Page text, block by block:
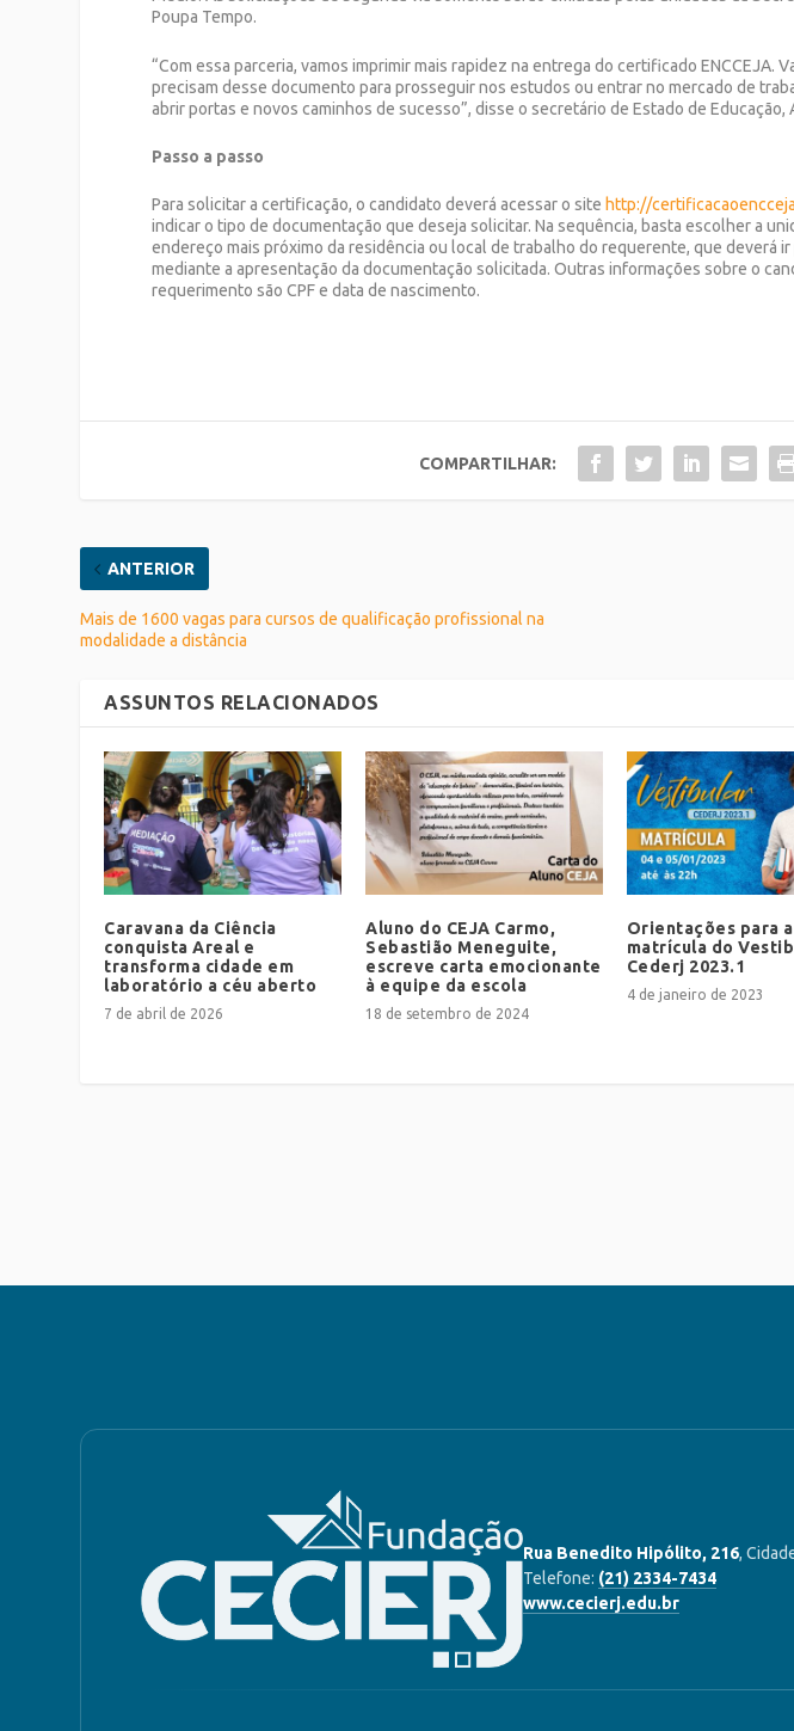
Poupa Tempo.
“Com essa parceria, vamos imprimir mais rapidez na entrega do certificado ENCCEJA.
precisam desse documento para prosseguir nos estudos ou entrar no mercado de
abrir portas e novos caminhos de sucesso”, disse o secretário de Estado de Educação,
Passo a passo
Para solicitar a certificação, o candidato deverá acessar o site http://
indicar o tipo de documentação que deseja solicitar. Na sequência, basta escolher a
endereço mais próximo da residência ou local de trabalho do requerente, que deverá
mediante a apresentação da documentação solicitada. Outras informações sobre o
requerimento são CPF e data de nascimento.
COMPARTILHAR:
ANTERIOR
Mais de 1600 vagas para cursos de qualificação profissional na
modalidade a distância
ASSUNTOS RELACIONADOS
Caravana da Ciência
conquista Areal e
transforma cidade em
laboratório a céu aberto
7 de abril de 2026
Aluno do CEJA Carmo,
Sebastião Meneguite,
escreve carta emocionante
à equipe da escola
18 de setembro de 2024
Orientações para a
matrícula do
Cederj 2023.1
4 de janeiro de 2023
Rua Benedito Hipólito, 216,
Telefone: (21) 2334-7434
www.cecierj.edu.br